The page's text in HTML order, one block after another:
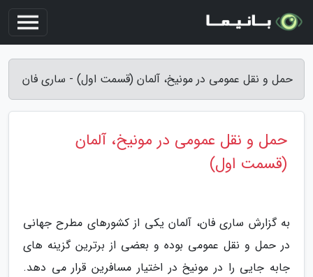
حمل و نقل عمومی در مونیخ، آلمان (قسمت اول) - ساری فان
حمل و نقل عمومی در مونیخ، آلمان
(قسمت اول)
به گزارش ساری فان، آلمان یکی از کشورهای مطرح جهانی
در حمل و نقل عمومی بوده و بعضی از برترین گزینه های
جابه جایی را در مونیخ در اختیار مسافرین قرار می دهد.